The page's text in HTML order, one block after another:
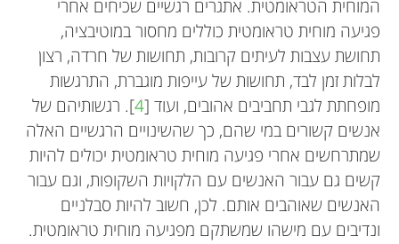
Nicole Osier
המוחית הטראומטית. אתגרים רגשיים שכיחים אחרי
פגיעה מוחית טראומטית כוללים מחסור במוטיבציה,
תחושת עצבות לעיתים קרובות, תחושות של חרדה, רצון
לבלות זמן לבד, תחושות של עייפות מוגברת, התרגשות
מופחתת לגבי תחביבים אהובים, ועוד [4]. רגשותיהם של
אנשים קשורים במי שהם, כך שהשינויים הרגשיים האלה
שמתרחשים אחרי פגיעה מוחית טראומטית יכולים להיות
קשים גם עבור האנשים עם הלקויות השקופות, וגם עבור
האנשים שאוהבים אותם. לכן, חשוב להיות סבלניים
ונדיבים עם מישהו שמשתקם מפגיעה מוחית טראומטית.